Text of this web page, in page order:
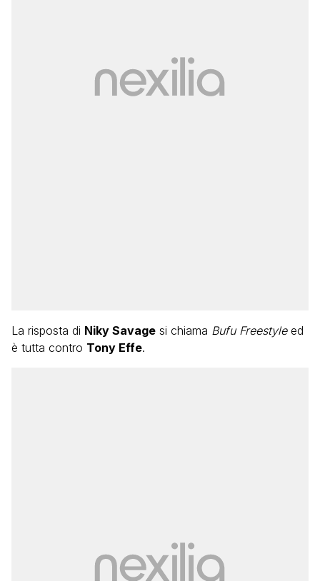
La risposta di Niky Savage si chiama Bufu Freestyleed
è tutta contro Tony Effe.